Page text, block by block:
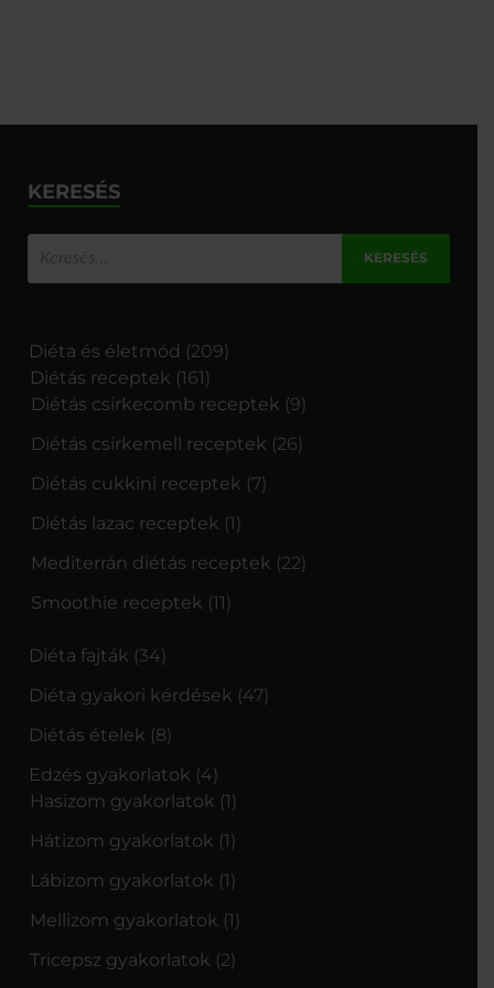
KERESÉS
Diéta és életmód (209)
Diétás receptek (161)
Diétás csirkecomb receptek (9)
Diétás csirkemell receptek (26)
Diétás cukkini receptek (7)
Diétás lazac receptek (1)
Mediterrán diétás receptek (22)
Smoothie receptek (11)
Diéta fajták (34)
Diéta gyakori kérdések (47)
Diétás ételek (8)
Edzés gyakorlatok (4)
Hasizom gyakorlatok (1)
Hátizom gyakorlatok (1)
Lábizom gyakorlatok (1)
Mellizom gyakorlatok (1)
Tricepsz gyakorlatok (2)